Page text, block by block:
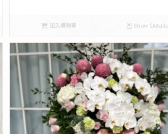
加入購物車 Show Details